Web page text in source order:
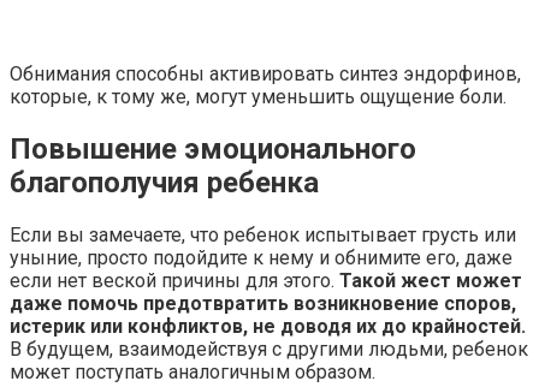
Обнимания способны активировать синтез эндорфинов,
которые, к тому же, могут уменьшить ощущение боли.
Повышение эмоционального
благополучия ребенка
Если вы замечаете, что ребенок испытывает грусть или
уныние, просто подойдите к нему и обнимите его, даже
если нет веской причины для этого. Такой жест может
даже помочь предотвратить возникновение споров,
истерик или конфликтов, не доводя их до крайностей.
В будущем, взаимодействуя с другими людьми, ребенок
может поступать аналогичным образом.